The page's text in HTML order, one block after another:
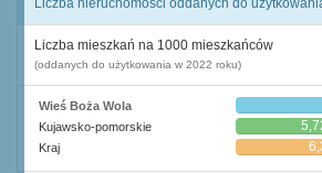
Liczba nieruchomości oddanych do
Liczba mieszkań na 1000 mieszkańców
(oddanych do użytkowania w 2022 roku)
Wieś Boża Wola
Kujawsko-pomorskie
Kraj